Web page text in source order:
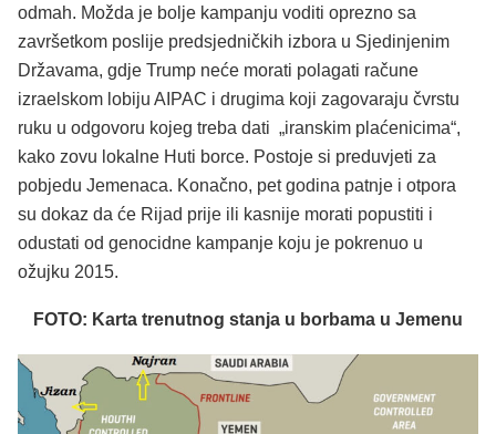
odmah. Možda je bolje kampanju voditi oprezno sa
završetkom poslije predsjedničkih izbora u Sjedinjenim
Državama, gdje Trump neće morati polagati račune
izraelskom lobiju AIPAC i drugima koji zagovaraju čvrstu
ruku u odgovoru kojeg treba dati „iranskim plaćenicima“,
kako zovu lokalne Huti borce. Postoje si preduvjeti za
pobjedu Jemenaca. Konačno, pet godina patnje i otpora
su dokaz da će Rijad prije ili kasnije morati popustiti i
odustati od genocidne kampanje koju je pokrenuo u
ožujku 2015.
FOTO: Karta trenutnog stanja u borbama u Jemenu